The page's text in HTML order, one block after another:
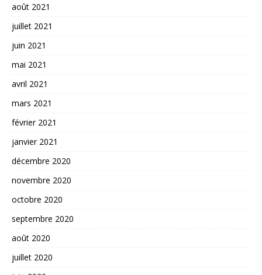
août 2021
juillet 2021
juin 2021
mai 2021
avril 2021
mars 2021
février 2021
janvier 2021
décembre 2020
novembre 2020
octobre 2020
septembre 2020
août 2020
juillet 2020